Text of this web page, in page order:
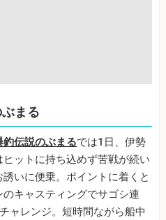
まる
釣伝説のぶまるでは1日、伊勢
ットに持ち込めず苦戦が続い
いに便乗。ポイントに着くと
キャスティングでサゴシ連
ャレンジ。短時間ながら船中